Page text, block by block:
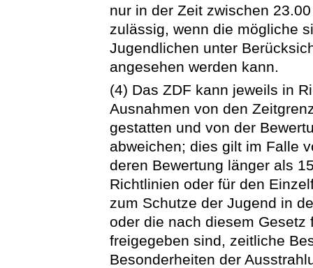
nur in der Zeit zwischen
zulässig, wenn die mögliche
Jugendlichen unter
angesehen werden kann.
(4) Das ZDF kann jeweils in
Ausnahmen von den
gestatten und von der
abweichen; dies gilt im Falle
deren Bewertung länger als
Richtlinien oder für den
zum Schutze der Jugend in
oder die nach diesem
freigegeben sind, zeitliche
Besonderheiten der